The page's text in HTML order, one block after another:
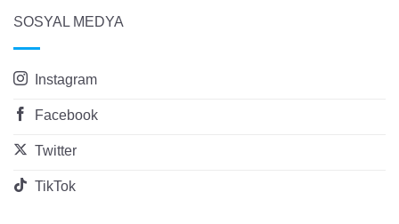
SOSYAL MEDYA
Instagram
Facebook
Twitter
TikTok